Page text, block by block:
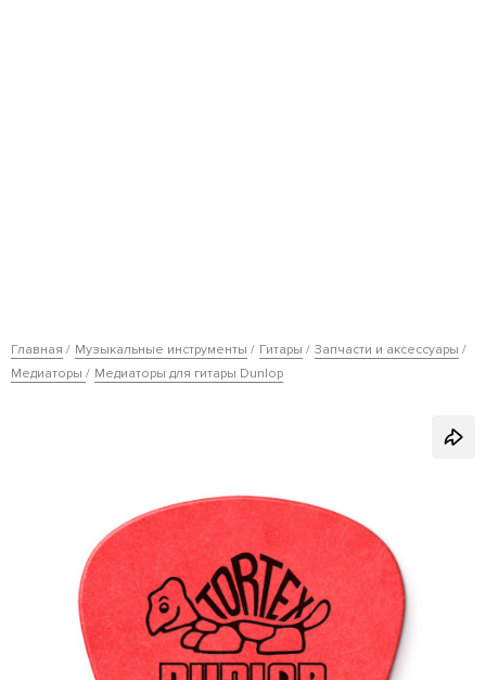
Главная Музыкальные инструменты Гитары
Запчасти и аксессуары
Медиаторы
Медиаторы для гитары Dunlop